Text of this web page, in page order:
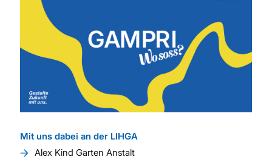
Mit uns dabei an der LIHGA
Alex Kind Garten Anstalt